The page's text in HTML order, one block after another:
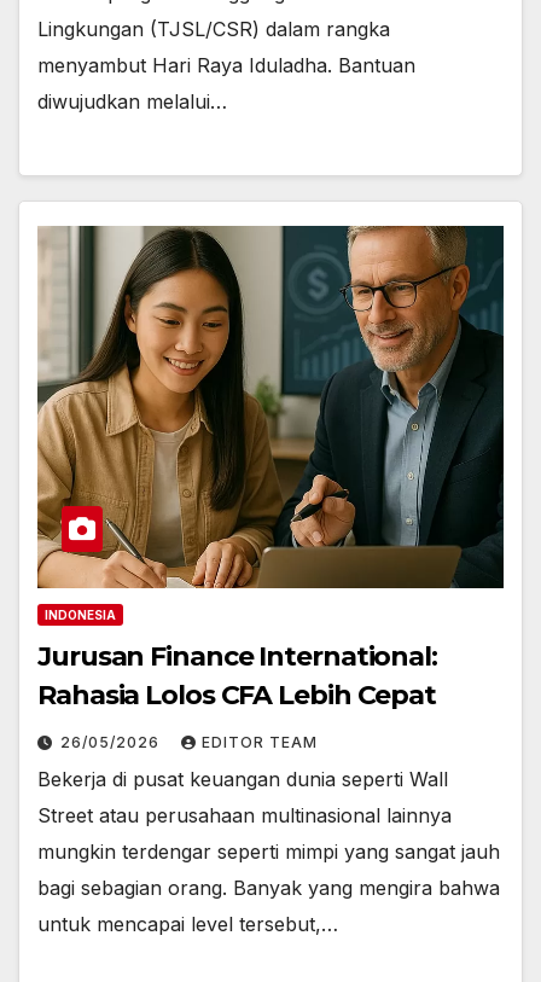
Lingkungan (TJSL/CSR) dalam rangka
menyambut Hari Raya Iduladha. Bantuan
diwujudkan melalui…
INDONESIA
Jurusan Finance International:
Rahasia Lolos CFA Lebih Cepat
26/05/2026 EDITOR TEAM
Bekerja di pusat keuangan dunia seperti Wall
Street atau perusahaan multinasional lainnya
mungkin terdengar seperti mimpi yang sangat jauh
bagi sebagian orang. Banyak yang mengira bahwa
untuk mencapai level tersebut,…